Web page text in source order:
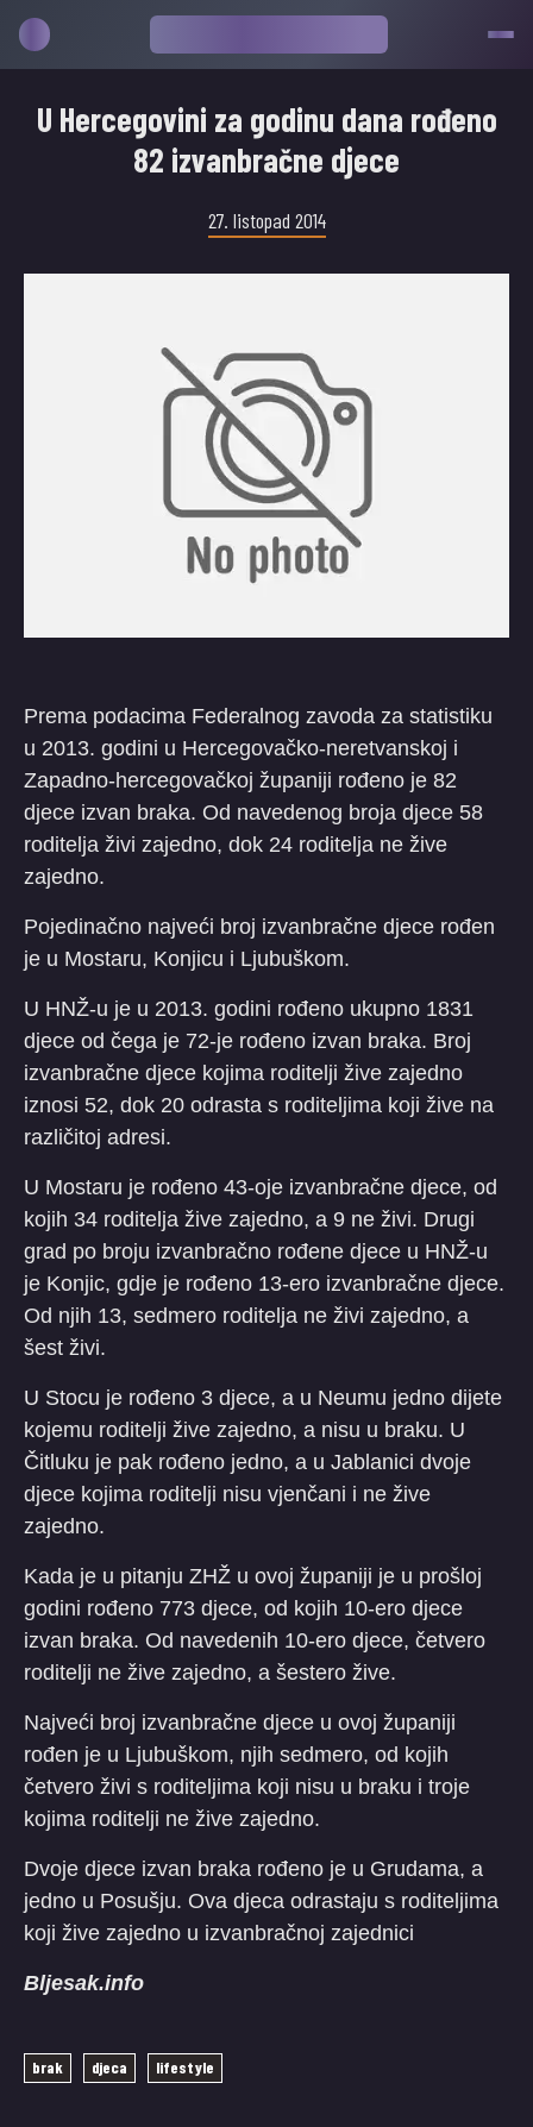
U Hercegovini za godinu dana rođeno
82 izvanbračne djece
27. listopad 2014
Prema podacima Federalnog zavoda za statistiku
u 2013. godini u Hercegovačko-neretvanskoj i
Zapadno-hercegovačkoj županiji rođeno je 82
djece izvan braka. Od navedenog broja djece 58
roditelja živi zajedno, dok 24 roditelja ne žive
zajedno.
Pojedinačno najveći broj izvanbračne djece rođen
je u Mostaru, Konjicu i Ljubuškom.
U HNŽ-u je u 2013. godini rođeno ukupno 1831
djece od čega je 72-je rođeno izvan braka. Broj
izvanbračne djece kojima roditelji žive zajedno
iznosi 52, dok 20 odrasta s roditeljima koji žive na
različitoj adresi.
U Mostaru je rođeno 43-oje izvanbračne djece, od
kojih 34 roditelja žive zajedno, a 9 ne živi. Drugi
grad po broju izvanbračno rođene djece u HNŽ-u
je Konjic, gdje je rođeno 13-ero izvanbračne djece.
Od njih 13, sedmero roditelja ne živi zajedno, a
šest živi.
U Stocu je rođeno 3 djece, a u Neumu jedno dijete
kojemu roditelji žive zajedno, a nisu u braku. U
Čitluku je pak rođeno jedno, a u Jablanici dvoje
djece kojima roditelji nisu vjenčani i ne žive
zajedno.
Kada je u pitanju ZHŽ u ovoj županiji je u prošloj
godini rođeno 773 djece, od kojih 10-ero djece
izvan braka. Od navedenih 10-ero djece, četvero
roditelji ne žive zajedno, a šestero žive.
Najveći broj izvanbračne djece u ovoj županiji
rođen je u Ljubuškom, njih sedmero, od kojih
četvero živi s roditeljima koji nisu u braku i troje
kojima roditelji ne žive zajedno.
Dvoje djece izvan braka rođeno je u Grudama, a
jedno u Posušju. Ova djeca odrastaju s roditeljima
koji žive zajedno u izvanbračnoj zajednici
Bljesak.info
brak djeca lifestyle